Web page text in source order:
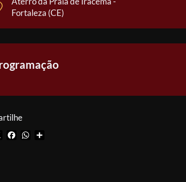
Fortaleza (CE)
FacebookWhatsApp